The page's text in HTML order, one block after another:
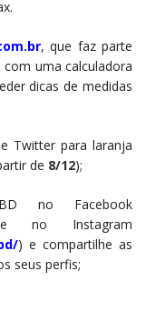
br, que faz parte
uma calculadora
dicas de medidas
Twitter para laranja
de 8/12);
no Facebook
Instagram
) e compartilhe as
seus perfis;